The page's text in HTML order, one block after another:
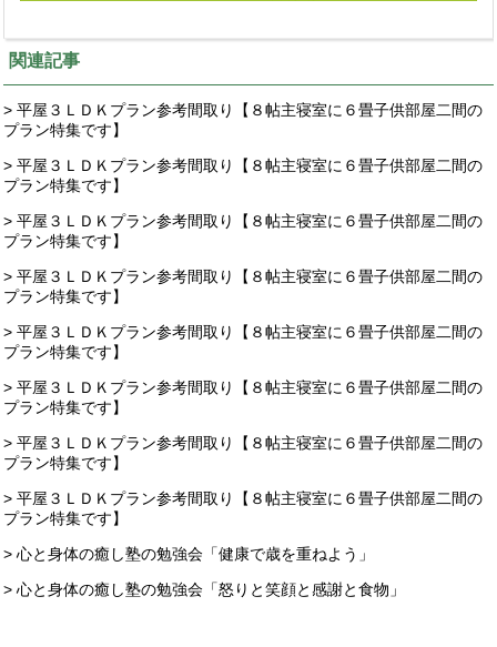
関連記事
> 平屋３ＬＤＫプラン参考間取り【８帖主寝室に６畳子供部屋二間の
プラン特集です】
> 平屋３ＬＤＫプラン参考間取り【８帖主寝室に６畳子供部屋二間の
プラン特集です】
> 平屋３ＬＤＫプラン参考間取り【８帖主寝室に６畳子供部屋二間の
プラン特集です】
> 平屋３ＬＤＫプラン参考間取り【８帖主寝室に６畳子供部屋二間の
プラン特集です】
> 平屋３ＬＤＫプラン参考間取り【８帖主寝室に６畳子供部屋二間の
プラン特集です】
> 平屋３ＬＤＫプラン参考間取り【８帖主寝室に６畳子供部屋二間の
プラン特集です】
> 平屋３ＬＤＫプラン参考間取り【８帖主寝室に６畳子供部屋二間の
プラン特集です】
> 平屋３ＬＤＫプラン参考間取り【８帖主寝室に６畳子供部屋二間の
プラン特集です】
> 心と身体の癒し塾の勉強会「健康で歳を重ねよう」
> 心と身体の癒し塾の勉強会「怒りと笑顔と感謝と食物」